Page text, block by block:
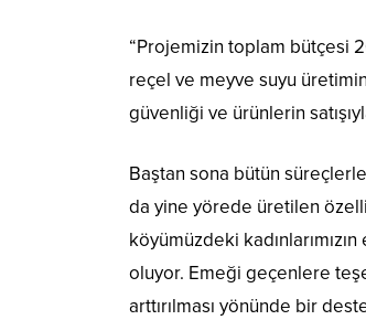
“Projemizin toplam bütçesi
reçel ve meyve suyu
güvenliği ve ürünlerin
Baştan sona bütün
da yine yörede üretilen
köyümüzdeki
oluyor. Emeği geçenlere
arttırılması yönünde bir